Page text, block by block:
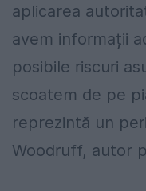
aplicarea
avem informații
posibile riscuri
scoatem de pe
reprezintă un
Woodruff, autor